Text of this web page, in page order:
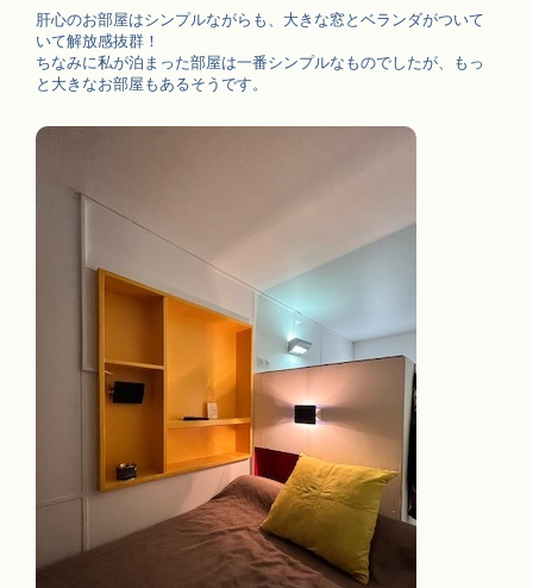
肝心のお部屋はシンプルながらも、大きな窓とベランダがついて
いて解放感抜群！
ちなみに私が泊まった部屋は一番シンプルなものでしたが、もっ
と大きなお部屋もあるそうです。